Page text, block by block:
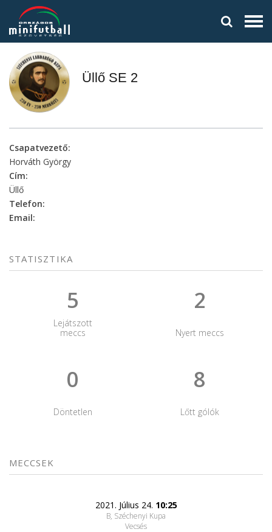
Üllő SE 2
Csapatvezető:
Horváth György
Cím:
Üllő
Telefon:
Email:
STATISZTIKA
5
Lejátszott
meccs
2
Nyert meccs
0
Döntetlen
8
Lőtt gólók
MECCSEK
2021. Július 24. 10:25
B, Széchenyi Kupa
Vecsés